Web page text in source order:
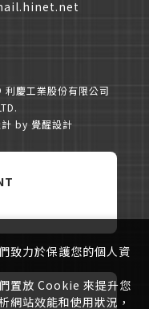
慶工業股份有限公司
by 覺醒設計
致力於保護您的個人資
置放 Cookie 來提升您
網站效能和使用狀況，